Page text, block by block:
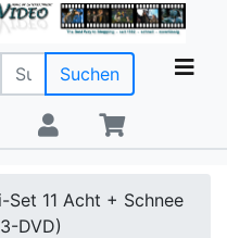
20 08 56
Suchen
Set 11 Acht + Schnee
DVD)